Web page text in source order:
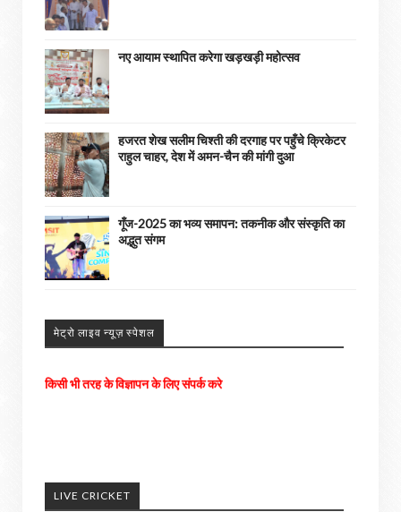
नए आयाम स्थापित करेगा खड़खड़ी महोत्सव
हजरत शेख सलीम चिश्ती की दरगाह पर पहुँचे क्रिकेटर
राहुल चाहर, देश में अमन-चैन की मांगी दुआ
गूँज-2025 का भव्य समापन: तकनीक और संस्कृति का
अद्भुत संगम
मेट्रो लाइव न्यूज़ स्पेशल
अच्छी खबरों को हम अपने पोर्टल में दिखाएंगे। ......
LIVE CRICKET